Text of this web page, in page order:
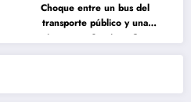
Choque entre un bus del
transporte público y una
camioneta en Santiago Centro